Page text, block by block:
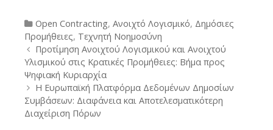
Categories
Open Contracting, Ανοιχτό Λογισμικό, Δημόσιες
Προμήθειες, Τεχνητή Νοημοσύνη
Post
navigation
Προτίμηση Ανοιχτού Λογισμικού και Ανοιχτού
Υλισμικού στις Κρατικές Προμήθειες: Βήμα προς
Ψηφιακή Κυριαρχία
Η Ευρωπαϊκή Πλατφόρμα Δεδομένων Δημοσίων
Συμβάσεων: Διαφάνεια και Αποτελεσματικότερη
Διαχείριση Πόρων